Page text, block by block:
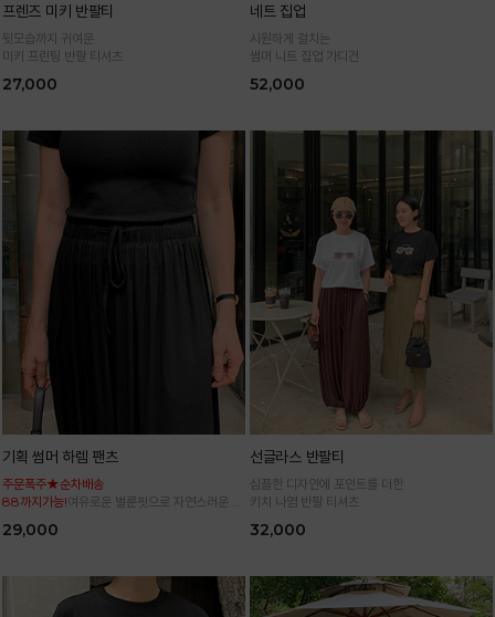
프렌즈 미키 반팔티
뒷모습까지 귀여운
미키 프린팅 반팔 티셔츠
27,000
네트 집업
시원하게 걸치는
썸머 니트 집업 가디건
52,000
기획 썸머 하렘 팬츠
주문폭주★순차배송
88까지가능!여유로운 벌룬핏으로 자연스러운 체
29,000
선글라스 반팔티
심플한 디자인에 포인트를 더한
키치 나염 반팔 티셔츠
32,000